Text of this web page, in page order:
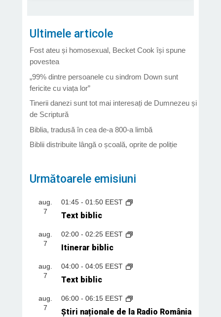
Ultimele articole
Fost ateu și homosexual, Becket Cook își spune
povestea
„99% dintre persoanele cu sindrom Down sunt
fericite cu viața lor”
Tinerii danezi sunt tot mai interesați de Dumnezeu și
de Scriptură
Biblia, tradusă în cea de-a 800-a limbă
Biblii distribuite lângă o școală, oprite de poliție
Următoarele emisiuni
aug.
7
01:45- 01:50 EEST
Text biblic
aug.
7
02:00- 02:25 EEST
Itinerar biblic
aug.
7
04:00- 04:05 EEST
Text biblic
aug.
7
06:00- 06:15 EEST
Știri naționale de la Radio România